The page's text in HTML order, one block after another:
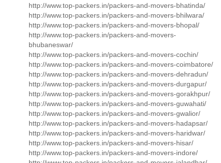
http://www.top-packers.in/packers-and-movers-bhatinda/
http://www.top-packers.in/packers-and-movers-bhilwara/
http://www.top-packers.in/packers-and-movers-bhopal/
http://www.top-packers.in/packers-and-movers-
bhubaneswar/
http://www.top-packers.in/packers-and-movers-cochin/
http://www.top-packers.in/packers-and-movers-coimbatore/
http://www.top-packers.in/packers-and-movers-dehradun/
http://www.top-packers.in/packers-and-movers-durgapur/
http://www.top-packers.in/packers-and-movers-gorakhpur/
http://www.top-packers.in/packers-and-movers-guwahati/
http://www.top-packers.in/packers-and-movers-gwalior/
http://www.top-packers.in/packers-and-movers-hadapsar/
http://www.top-packers.in/packers-and-movers-haridwar/
http://www.top-packers.in/packers-and-movers-hisar/
http://www.top-packers.in/packers-and-movers-indore/